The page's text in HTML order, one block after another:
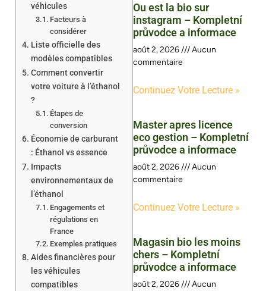
véhicules
Facteurs à
considérer
Liste officielle des
modèles compatibles
Comment convertir
votre voiture à l’éthanol
?
Étapes de
conversion
Économie de carburant
: Éthanol vs essence
Impacts
environnementaux de
l’éthanol
Engagements et
régulations en
France
Exemples pratiques
Aides financières pour
les véhicules
compatibles
Ou est la bio sur
instagram – Kompletní
průvodce a informace
août 2, 2026
Aucun
commentaire
Continuez Votre Lecture »
Master apres licence
eco gestion – Kompletní
průvodce a informace
août 2, 2026
Aucun
commentaire
Continuez Votre Lecture »
Magasin bio les moins
chers – Kompletní
průvodce a informace
août 2, 2026
Aucun